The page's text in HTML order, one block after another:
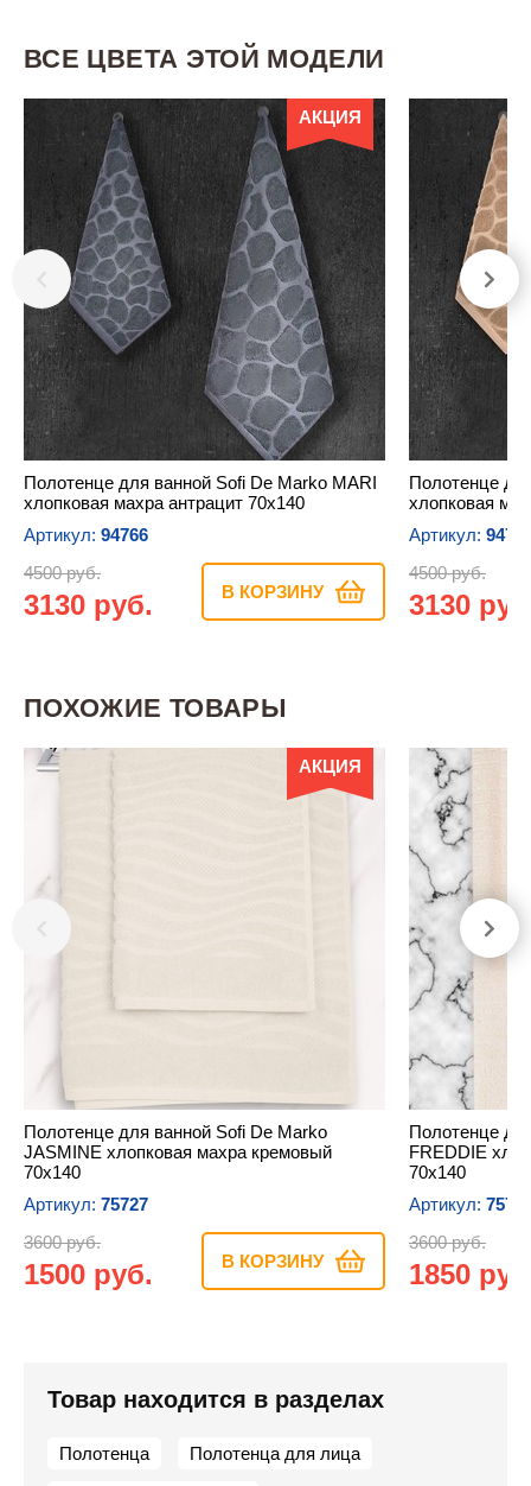
ВСЕ ЦВЕТА ЭТОЙ МОДЕЛИ
АКЦИЯ
Полотенце для ванной Sofi De Marko MARI
хлопковая махра антрацит 70х140
Артикул: 94766
4500 руб.
3130 руб. В КОРЗИНУ
Полотенце
хлопковая
Артикул:
4500 руб.
3130
ПОХОЖИЕ ТОВАРЫ
АКЦИЯ
Полотенце для ванной Sofi De Marko
JASMINE хлопковая махра кремовый
70х140
Артикул: 75727
3600 руб.
1500 руб. В КОРЗИНУ
Полотенце
FREDDIE
70х140
Артикул:
3600 руб.
1850
Товар находится в разделах
Полотенца Полотенца для лица